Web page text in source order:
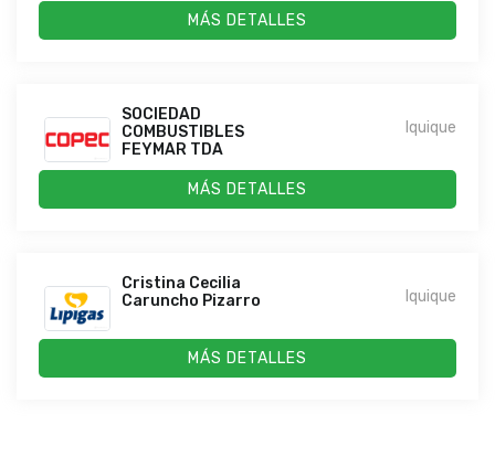
MÁS DETALLES
SOCIEDAD
COMBUSTIBLES
FEYMAR TDA
Iquique
MÁS DETALLES
Cristina Cecilia
Caruncho Pizarro
Iquique
MÁS DETALLES